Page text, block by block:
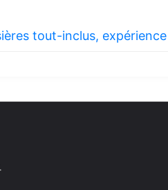
tout-inclus,